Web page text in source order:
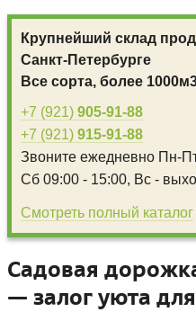
Крупнейший склад
Санкт-Петербурге
Все сорта, более
+7 (921) 905-91-88
+7 (921) 915-91-88
Звоните ежедневно Пн-
Сб 09:00 - 15:00, Вс -
Смотреть полный каталог
Садовая
— залог уюта